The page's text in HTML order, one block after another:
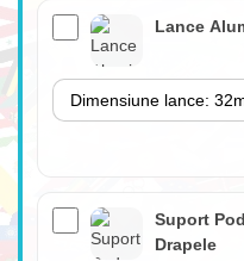
Lance
Suport
Drapele